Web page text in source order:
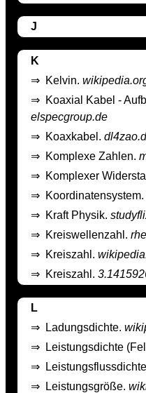
J
K
⇒ Kelvin.
⇒ Koaxial Kabel -
elspecgroup.de
⇒ Koaxkabel.
⇒ Komplexe Zahlen.
⇒ Komplexer
⇒ Koordinatensystem.
⇒ Kraft Physik.
⇒ Kreiswellenzahl.
⇒ Kreiszahl.
⇒ Kreiszahl.
L
⇒
Ladungsdichte.
⇒
Leistungsdichte
⇒
⇒
Leistungsgröße.